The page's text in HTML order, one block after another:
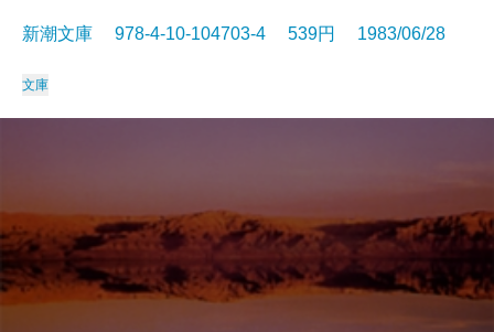
新潮文庫 978-4-10-104703-4 539円 1983/06/28
文庫